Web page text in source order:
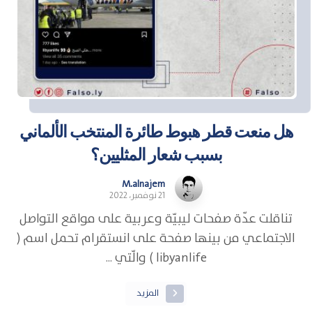
هل منعت قطر هبوط طائرة المنتخب الألماني
بسبب شعار المثليين؟
M.alnajem
21 نوفمبر، 2022
تناقلت عدّة صفحات ليبيّة وعربية على مواقع التواصل
الاجتماعي من بينها صفحة على انستقرام تحمل اسم (
libyanlife ) والّتي ...
المزيد